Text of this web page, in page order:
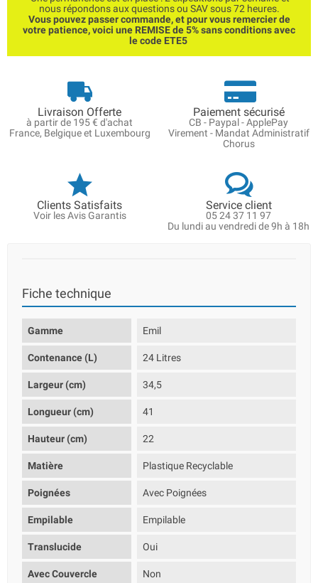
nous répondons aux questions ou SAV sous 72 heures.
Vous pouvez passer commande, et pour vous remercier de
votre patience, voici une REMISE de 5% sans conditions avec
le code ETE5
Livraison Offerte
à partir de 195 € d'achat
France, Belgique et Luxembourg
Paiement sécurisé
CB - Paypal - ApplePay
Virement - Mandat Administratif
Chorus
Clients Satisfaits
Voir les Avis Garantis
Service client
05 24 37 11 97
Du lundi au vendredi de 9h à 18h
Fiche technique
Gamme Emil
Contenance (L) 24 Litres
Largeur (cm) 34,5
Longueur (cm) 41
Hauteur (cm) 22
Matière Plastique Recyclable
Poignées Avec Poignées
Empilable Empilable
Translucide Oui
Avec Couvercle Non